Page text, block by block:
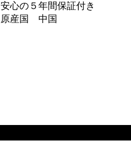
安心の５年間保証付き
原産国 中国